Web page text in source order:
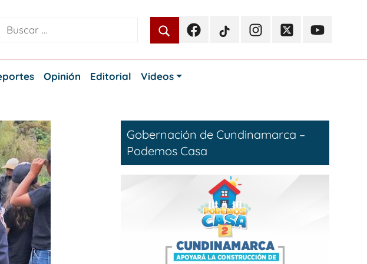
FacebookTikTokInstagramTwitterYoutube
Opinión Editorial Videos
Gobernación de Cundinamarca –
Podemos Casa